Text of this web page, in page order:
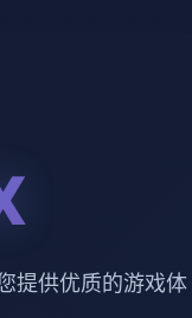
提供优质的游戏体